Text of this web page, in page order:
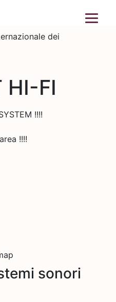
dei
HI-FI
!!!!
!!!!
sonori